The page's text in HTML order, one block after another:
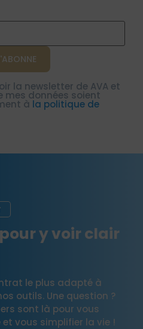
la newsletter de AVA et
mes données soient
à la politique de
y voir clair
le plus adapté à
outils. Une question ?
sont là pour vous
vous simplifier la vie !